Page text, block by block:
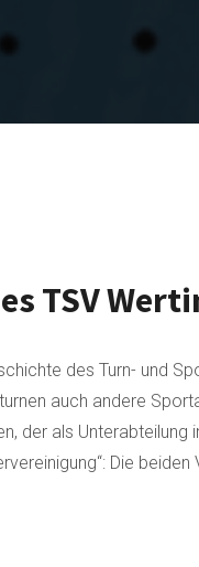
TSV
des Turn- und
auch andere
der als
Die